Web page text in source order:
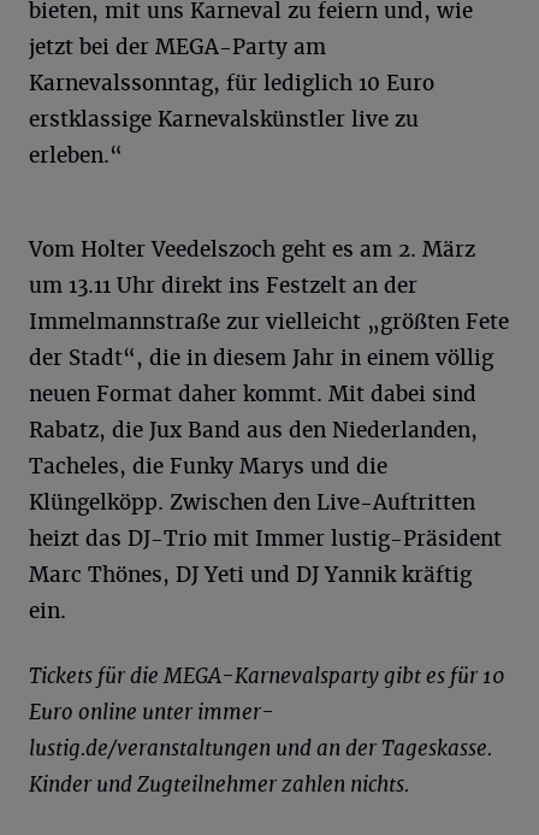
bieten, mit uns Karneval zu feiern und, wie
jetzt bei der MEGA-Party am
Karnevalssonntag, für lediglich 10 Euro
erstklassige Karnevalskünstler live zu
erleben.“
Vom Holter Veedelszoch geht es am 2. März
um 13.11 Uhr direkt ins Festzelt an der
Immelmannstraße zur vielleicht „größten Fete
der Stadt“, die in diesem Jahr in einem völlig
neuen Format daher kommt. Mit dabei sind
Rabatz, die Jux Band aus den Niederlanden,
Tacheles, die Funky Marys und die
Klüngelköpp. Zwischen den Live-Auftritten
heizt das DJ-Trio mit Immer lustig-Präsident
Marc Thönes, DJ Yeti und DJ Yannik kräftig
ein.
Tickets für die MEGA-Karnevalsparty gibt es für 10
Euro online unter immer-
lustig.de/veranstaltungen und an der Tageskasse.
Kinder und Zugteilnehmer zahlen nichts.